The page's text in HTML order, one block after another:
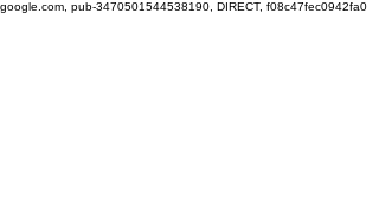
google.com, pub-3470501544538190, DIRECT, f08c47fec0942fa0